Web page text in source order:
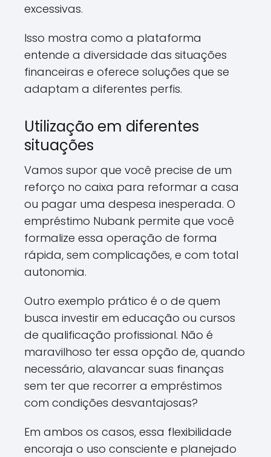
excessivas.
Isso mostra como a plataforma
entende a diversidade das situações
financeiras e oferece soluções que se
adaptam a diferentes perfis.
Utilização em diferentes
situações
Vamos supor que você precise de um
reforço no caixa para reformar a casa
ou pagar uma despesa inesperada. O
empréstimo Nubank permite que você
formalize essa operação de forma
rápida, sem complicações, e com total
autonomia.
Outro exemplo prático é o de quem
busca investir em educação ou cursos
de qualificação profissional. Não é
maravilhoso ter essa opção de, quando
necessário, alavancar suas finanças
sem ter que recorrer a empréstimos
com condições desvantajosas?
Em ambos os casos, essa flexibilidade
encoraja o uso consciente e planejado